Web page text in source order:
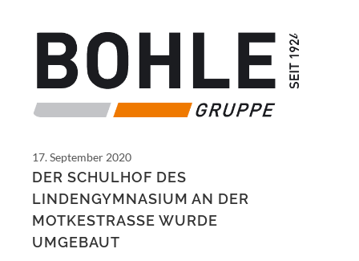
17. September 2020
DER SCHULHOF DES
LINDENGYMNASIUM AN DER
MOTKESTRASSE WURDE U
MGEBAUT